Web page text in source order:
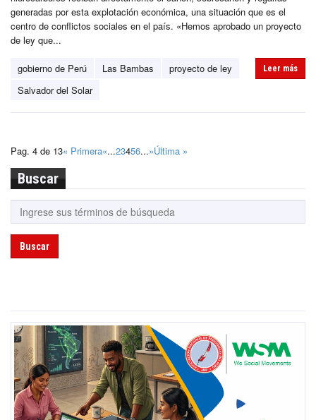
generadas por esta explotación económica, una situación que es el
centro de conflictos sociales en el país. «Hemos aprobado un proyecto
de ley que...
gobierno de Perú Las Bambas
proyecto de ley
Salvador del Solar
Leer más
Pag. 4 de 13« Primera«...23456...»Última »
Buscar
Buscar